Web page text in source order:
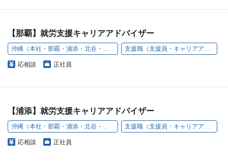
【那覇】就労支援キャリアアドバイザー
沖縄（本社・那覇・浦添・北谷・名護・豊見城） 支援職（支援員・キャリアアドバイザー）
応相談 正社員
【浦添】就労支援キャリアアドバイザー
沖縄（本社・那覇・浦添・北谷・名護・豊見城） 支援職（支援員・キャリアアドバイザー）
応相談 正社員